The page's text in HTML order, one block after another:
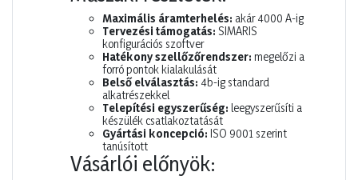
Maximális áramterhelés: akár 4000 A-ig
Tervezési támogatás: SIMARIS
konfigurációs szoftver
Hatékony szellőzőrendszer: megelőzi a
forró pontok kialakulását
Belső elválasztás: 4b-ig standard
alkatrészekkel
Telepítési egyszerűség: leegyszerűsíti a
készülék csatlakoztatását
Gyártási koncepció: ISO 9001 szerint
tanúsított
Vásárlói előnyök: